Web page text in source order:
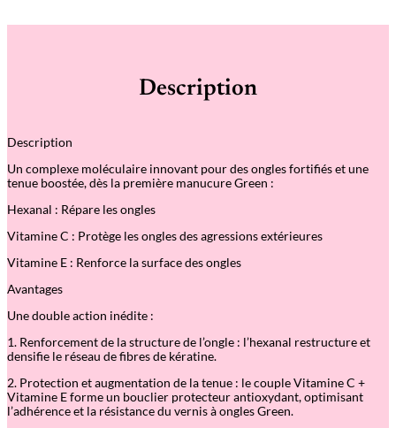
s
C
o
t
V
i
t
a
m
n
e
G
e
e
n
Description
Description
Un complexe moléculaire innovant pour des ongles fortifiés et une
tenue boostée, dès la première manucure Green :
Hexanal : Répare les ongles
Vitamine C : Protège les ongles des agressions extérieures
Vitamine E : Renforce la surface des ongles
Avantages
Une double action inédite :
1. Renforcement de la structure de l’ongle : l’hexanal restructure et
densifie le réseau de fibres de kératine.
2. Protection et augmentation de la tenue : le couple Vitamine C +
Vitamine E forme un bouclier protecteur antioxydant, optimisant
l’adhérence et la résistance du vernis à ongles Green.